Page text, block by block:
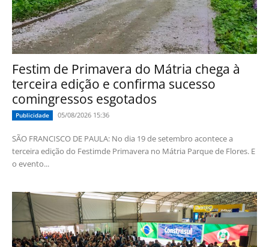
Festim de Primavera do Mátria chega à
terceira edição e confirma sucesso
comingressos esgotados
Publicidade 05/08/2026 15:36
SÃO FRANCISCO DE PAULA: No dia 19 de setembro acontece a
terceira edição do Festimde Primavera no Mátria Parque de Flores. E
o evento...